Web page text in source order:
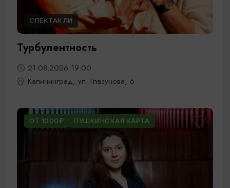
СПЕКТАКЛИ
Турбулентность
21.08.2026 19:00
Калининград, ул. Глазунова, 6
ОТ 1000₽ ПУШКИНСКАЯ КАРТА